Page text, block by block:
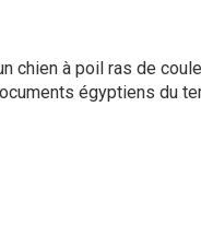
chien à poil ras de
égyptiens du